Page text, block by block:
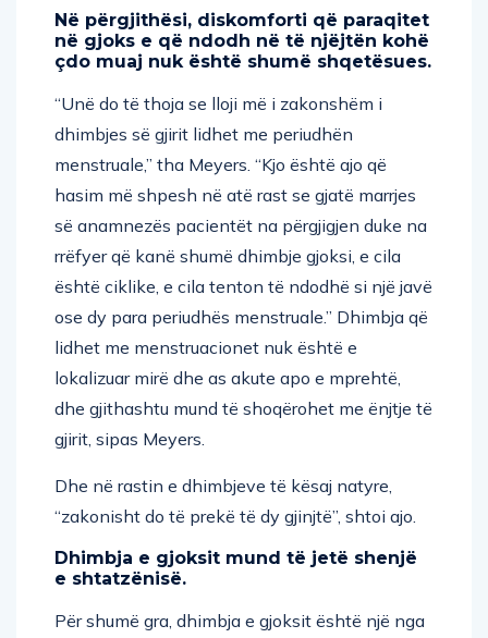
Në përgjithësi, diskomforti që paraqitet
në gjoks e që ndodh në të njëjtën kohë
çdo muaj nuk është shumë shqetësues.
“Unë do të thoja se lloji më i zakonshëm i
dhimbjes së gjirit lidhet me periudhën
menstruale,” tha Meyers. “Kjo është ajo që
hasim më shpesh në atë rast se gjatë marrjes
së anamnezës pacientët na përgjigjen duke na
rrëfyer që kanë shumë dhimbje gjoksi, e cila
është ciklike, e cila tenton të ndodhë si një javë
ose dy para periudhës menstruale.” Dhimbja që
lidhet me menstruacionet nuk është e
lokalizuar mirë dhe as akute apo e mprehtë,
dhe gjithashtu mund të shoqërohet me ënjtje të
gjirit, sipas Meyers.
Dhe në rastin e dhimbjeve të kësaj natyre,
“zakonisht do të prekë të dy gjinjtë”, shtoi ajo.
Dhimbja e gjoksit mund të jetë shenjë
e shtatzënisë.
Për shumë gra, dhimbja e gjoksit është një nga